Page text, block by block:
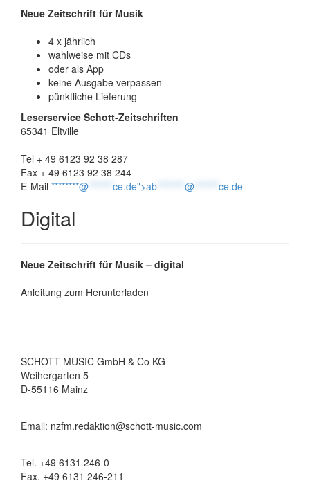
Neue Zeitschrift für Musik
4 x jährlich
wahlweise mit CDs
oder als App
keine Ausgabe verpassen
pünktliche Lieferung
Leserservice Schott-Zeitschriften
65341 Eltville
Tel + 49 6123 92 38 287
Fax + 49 6123 92 38 244
E-Mail ********@ ce.de">ab @ ce.de
Digital
Neue Zeitschrift für Musik – digital
Anleitung zum Herunterladen
SCHOTT MUSIC GmbH & Co KG
Weihergarten 5
D-55116 Mainz
Email: nzfm.redaktion@schott-music.com
Tel. +49 6131 246-0
Fax. +49 6131 246-211